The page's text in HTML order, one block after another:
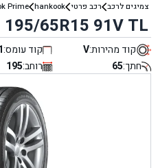
צמיגים לרכב רכב פרטי hankook
Prime
65R15 91V TL
קוד מהירות:V קוד עומס:
חתך:65 רוחב:195